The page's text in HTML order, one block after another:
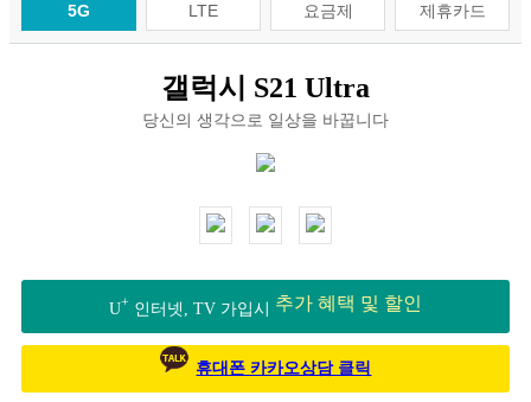
5G LTE 요금제 제휴카드
갤럭시 S21 Ultra
당신의 생각으로 일상을 바꿉니다
U+ 인터넷, TV 가입시 추가 혜택 및 할인
휴대폰 카카오상담 클릭